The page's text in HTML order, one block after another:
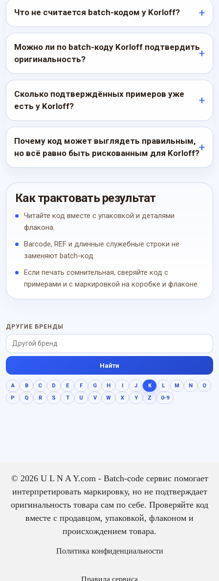
Что не считается batch-кодом у Korloff?
Можно ли по batch-коду Korloff подтвердить
оригинальность?
Сколько подтверждённых примеров уже
есть у Korloff?
Почему код может выглядеть правильным,
но всё равно быть рискованным для Korloff?
Как трактовать результат
Читайте код вместе с упаковкой и деталями
флакона.
Barcode, REF и длинные служебные строки не
заменяют batch-код.
Если печать сомнительная, сверяйте код с
примерами и с маркировкой на коробке и флаконе.
ДРУГИЕ БРЕНДЫ
Найти
A B C D E F G H I J K L M N
O
P
Q R S T U V W X Y Z 0-9
© 2026 U L N A Y.com - Batch-code сервис помогает
интерпретировать маркировку, но не подтверждает
оригинальность товара сам по себе. Проверяйте код
вместе с продавцом, упаковкой, флаконом и
происхождением товара.
Политика конфиденциальности